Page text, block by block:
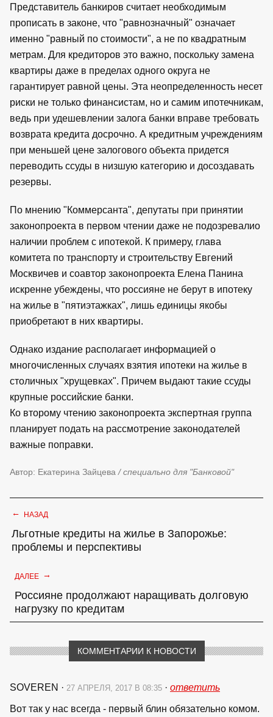
Представитель банкиров считает необходимым
прописать в законе, что "равнозначный" означает
именно "равный по стоимости", а не по квадратным
метрам. Для кредиторов это важно, поскольку замена
квартиры даже в пределах одного округа не
гарантирует равной цены. Эта неопределенность несет
риски не только финансистам, но и самим ипотечникам,
ведь при удешевлении залога банки вправе требовать
возврата кредита досрочно. А кредитным учреждениям
при меньшей цене залогового объекта придется
переводить ссуды в низшую категорию и досоздавать
резервы.
По мнению "Коммерсанта", депутаты при принятии
законопроекта в первом чтении даже не подозревалио
наличии проблем с ипотекой. К примеру, глава
комитета по транспорту и строительству Евгений
Москвичев и соавтор законопроекта Елена Панина
искренне убеждены, что россияне не берут в ипотеку
на жилье в "пятиэтажках", лишь единицы якобы
приобретают в них квартиры.
Однако издание располагает информацией о
многочисленных случаях взятия ипотеки на жилье в
столичных "хрущевках". Причем выдают такие ссуды
крупные российские банки.
Ко второму чтению законопроекта экспертная группа
планирует подать на рассмотрение законодателей
важные поправки.
Автор: Екатерина Зайцева / специально для "Банковой"
← НАЗАД
Льготные кредиты на жилье в Запорожье:
проблемы и перспективы
ДАЛЕЕ →
Россияне продолжают наращивать долговую
нагрузку по кредитам
КОММЕНТАРИИ К НОВОСТИ
SOVEREN · 27 АПРЕЛЯ, 2017 В 08:35 · ответить
Вот так у нас всегда - первый блин обязательно комом.